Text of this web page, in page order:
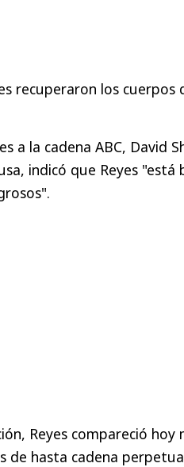
recuperaron los cuerpos
a la cadena ABC, David
indicó que Reyes
Reyes compareció
de hasta cadena